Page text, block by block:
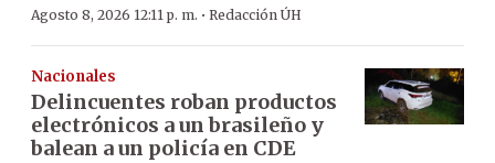
Agosto 8, 2026 12:11 p. m. · Redacción ÚH
Nacionales
Delincuentes roban productos
electrónicos a un brasileño y
balean a un policía en CDE